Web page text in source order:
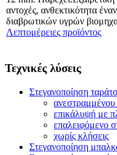
αντοχές, ανθεκτικότητα
διαβρωτικών υγρών
Λεπτομέρειες προϊόντος
Τεχνικές λύσεις
Στεγανοποίηση
επικάλυψή με
επαλειφόμενο
χωρίς κλήσεις
Στεγανοποίηση